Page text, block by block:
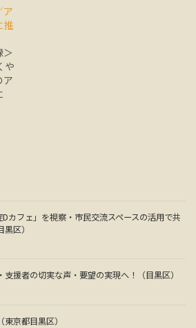
ア
推
＞
や
ア
カフェ」を視察・市民交流スペースの活用で共
区）
援者の切実な声・要望の実現へ！（目黒区）
京都目黒区）